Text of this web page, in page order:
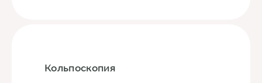
Кольпоскопия